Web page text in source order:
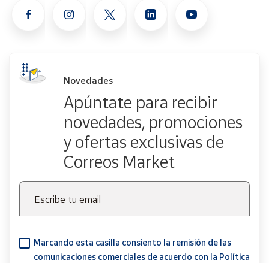
Novedades
Apúntate para recibir
novedades, promociones
y ofertas exclusivas de
Correos Market
Escribe tu email
Marcando esta casilla consiento la remisión de las
comunicaciones comerciales de acuerdo con la Política